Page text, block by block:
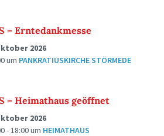
– Erntedankmesse
2026
um PANKRATIUSKIRCHE STÖRMEDE
– Heimathaus geöffnet
2026
- 18:00um HEIMATHAUS